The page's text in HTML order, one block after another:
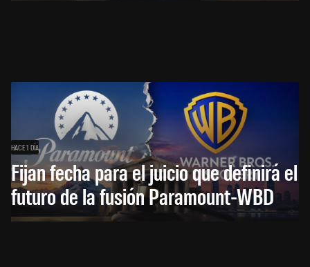
HACE 1 DÍA
Fijan fecha para el juicio que definirá el
futuro de la fusión Paramount-WBD